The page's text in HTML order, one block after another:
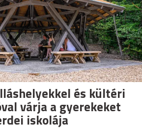
és kültéri
várja a gyerekeket
iskolája